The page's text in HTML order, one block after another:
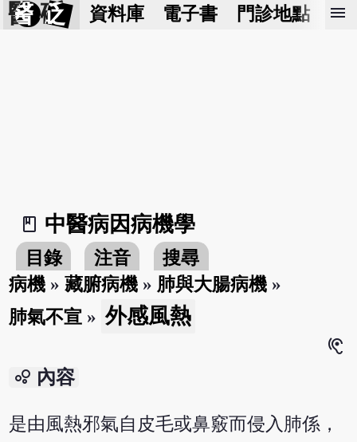
醫 砭 資料庫 電子書 門診地點 預
menu
book_2
中醫病因病機學
目錄 注音
搜尋
病機 »藏腑病機 » 肺與大腸病機 »
肺氣不宣 » 外感風熱
hearing
bubble_chart 內容
是由風熱邪氣自皮毛或鼻竅而侵入肺係，